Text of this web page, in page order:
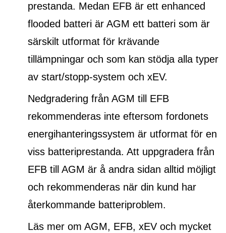
prestanda. Medan EFB är ett enhanced
flooded batteri är AGM ett batteri som är
särskilt utformat för krävande
tillämpningar och som kan stödja alla typer
av start/stopp-system och xEV.
Nedgradering från AGM till EFB
rekommenderas inte eftersom fordonets
energihanteringssystem är utformat för en
viss batteriprestanda. Att uppgradera från
EFB till AGM är å andra sidan alltid möjligt
och rekommenderas när din kund har
återkommande batteriproblem.
Läs mer om AGM, EFB, xEV och mycket